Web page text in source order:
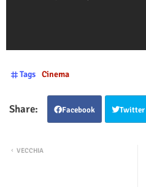
Tags Cinema
Facebook Twitter
VECCHIA